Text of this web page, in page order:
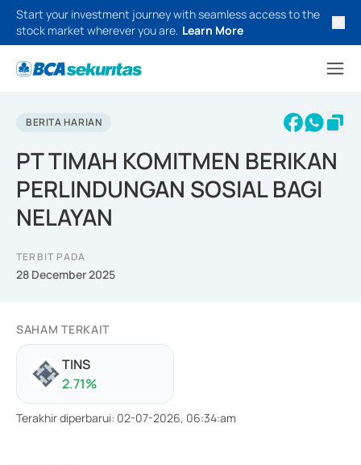
Start your investment journey with seamless access to the
stock market wherever you are. Learn More
BERITA HARIAN
PT TIMAH KOMITMEN BERIKAN
PERLINDUNGAN SOSIAL BAGI
NELAYAN
TERBIT PADA
28 December 2025
SAHAM TERKAIT
TINS
2.71%
Terakhir diperbarui: 02-07-2026, 06:34:am